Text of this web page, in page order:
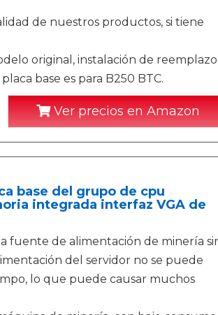
de nuestros productos, si tiene
original, instalación de reemplazo
base es para B250 BTC.
Ver precios en Amazon
base del grupo de cpu
integrada interfaz VGA de
fuente de alimentación de minería
del servidor no se puede
lo que puede causar muchos